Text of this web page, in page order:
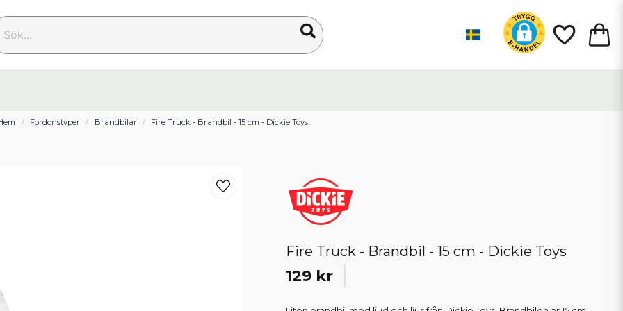
Fordonstyper Brandbilar Fire Truck - Brandbil - 15 cm - Dickie Toys
Fire Truck - Brandbil - 15 cm - Dickie Toys
129 kr